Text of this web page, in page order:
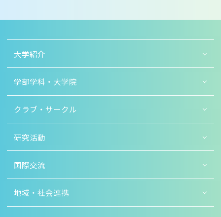
大学紹介
学部学科・大学院
クラブ・サークル
研究活動
国際交流
地域・社会連携